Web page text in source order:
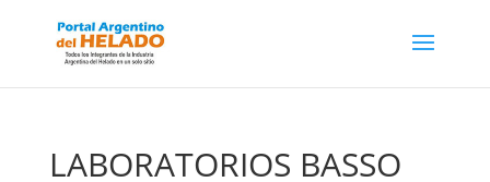
LABORATORIOS BASSO